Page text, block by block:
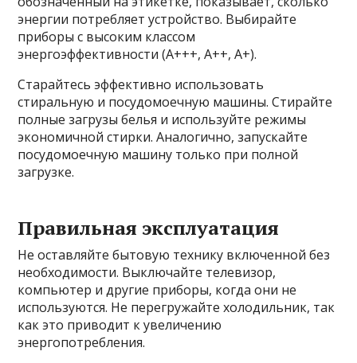
энергии потребляет устройство. Выбирайте
приборы с высоким классом
энергоэффективности (A+++, A++, A+).
Старайтесь эффективно использовать
стиральную и посудомоечную машины. Стирайте
полные загрузы белья и используйте режимы
экономичной стирки. Аналогично, запускайте
посудомоечную машину только при полной
загрузке.
Правильная эксплуатация
Не оставляйте бытовую технику включенной без
необходимости. Выключайте телевизор,
компьютер и другие приборы, когда они не
используются. Не перегружайте холодильник, так
как это приводит к увеличению
энергопотребления.